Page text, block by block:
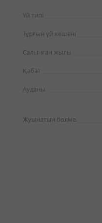
Үй типі
Тұрғын үй кешені
Салынған жылы
Қабат
Ауданы
Жуынатын бөлме